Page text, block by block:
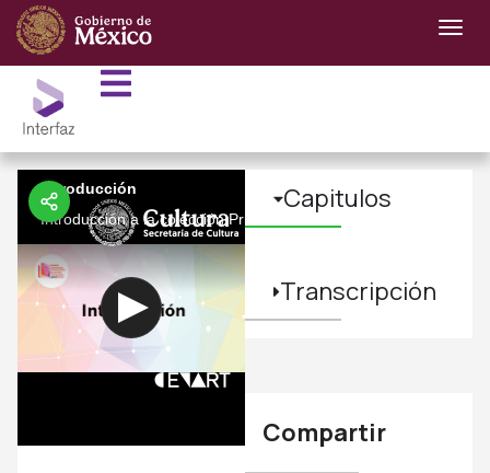
Introducción
Introducción a la colección Primera Conferencia Internacional
Capitulos
Transcripción
Compartir